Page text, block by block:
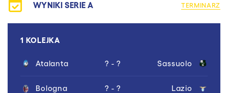
WYNIKI SERIE A TERMINARZ
1 KOLEJKA
Atalanta ? - ? Sassuolo
Bologna ? - ? Lazio